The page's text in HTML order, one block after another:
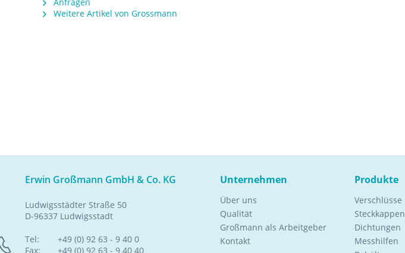
Weitere Artikel von Grossmann
Erwin Großmann GmbH & Co. KG
Ludwigsstädter Straße 50
D-96337 Ludwigsstadt
Tel:
Fax:
+49 (0) 92 63 - 9 40 0
+49 (0) 92 63 - 9 40 40
Unternehmen
Über uns
Qualität
Großmann als Arbeitgeber
Kontakt
Produkte
Verschlüsse
Steckkappen
Dichtungen
Messhilfen